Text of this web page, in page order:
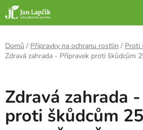
Přejít
na
obsah
Domů / Přípravky na ochranu rostlin / Proti
Zdravá zahrada - Přípravek proti škůdcům
Zdravá zahrada
proti škůdcům